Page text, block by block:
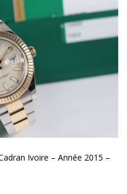
Ivoire – Année 2015 –